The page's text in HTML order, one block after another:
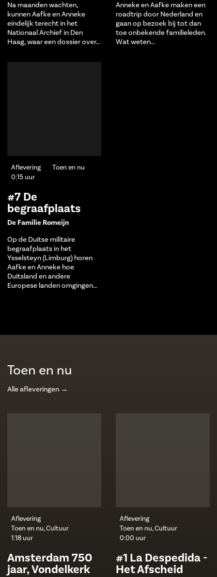
Na maanden wachten,
kunnen Aafke en Anneke
eindelijk terecht in het
Nationaal Archief in Den
Haag, waar een dossier over…
Anneke en Aafke maken een
roadtrip door Nederland en
gaan op bezoek bij tot dan
toe onbekende familieleden.
Wat weten…
Aflevering
Toen en nu
0:15 uur
#7 De
begraafplaats
De Familie Romeijn
Op de Duitse militaire
begraafplaats in het
Ysselsteyn (Limburg) horen
Aafke en Anneke hoe
Duitsland en andere
Europese landen omgingen…
Toen en nu
Alle afleveringen →
Aflevering
Toen en nu, Cultuur
1:18 uur
Amsterdam 750
jaar, Vondelkerk
Aflevering
Toen en nu, Cultuur
0:00 uur
#1 La Despedida -
Het Afscheid